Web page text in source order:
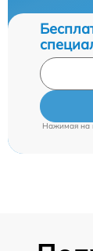
Нажимая на